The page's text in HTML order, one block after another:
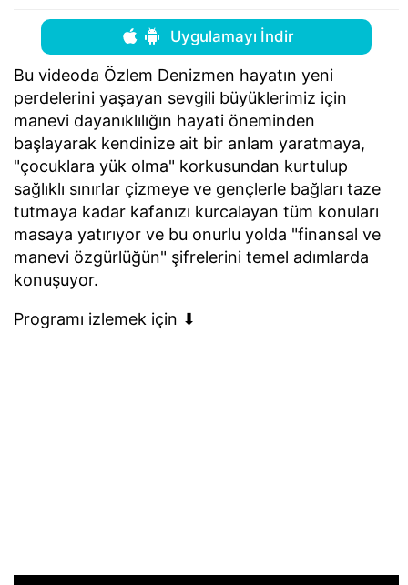
Uygulamayı İndir
Bu videoda Özlem Denizmen hayatın yeni
perdelerini yaşayan sevgili büyüklerimiz için
manevi dayanıklılığın hayati öneminden
başlayarak kendinize ait bir anlam yaratmaya,
"çocuklara yük olma" korkusundan kurtulup
sağlıklı sınırlar çizmeye ve gençlerle bağları taze
tutmaya kadar kafanızı kurcalayan tüm konuları
masaya yatırıyor ve bu onurlu yolda "finansal ve
manevi özgürlüğün" şifrelerini temel adımlarda
konuşuyor.
Programı izlemek için ⬇︎